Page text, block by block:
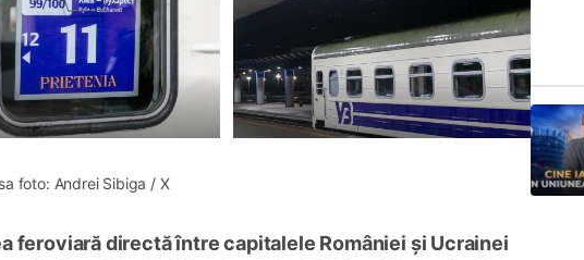
foto: Andrei Sibiga / X
feroviară directă între capitalele României și Ucrainei